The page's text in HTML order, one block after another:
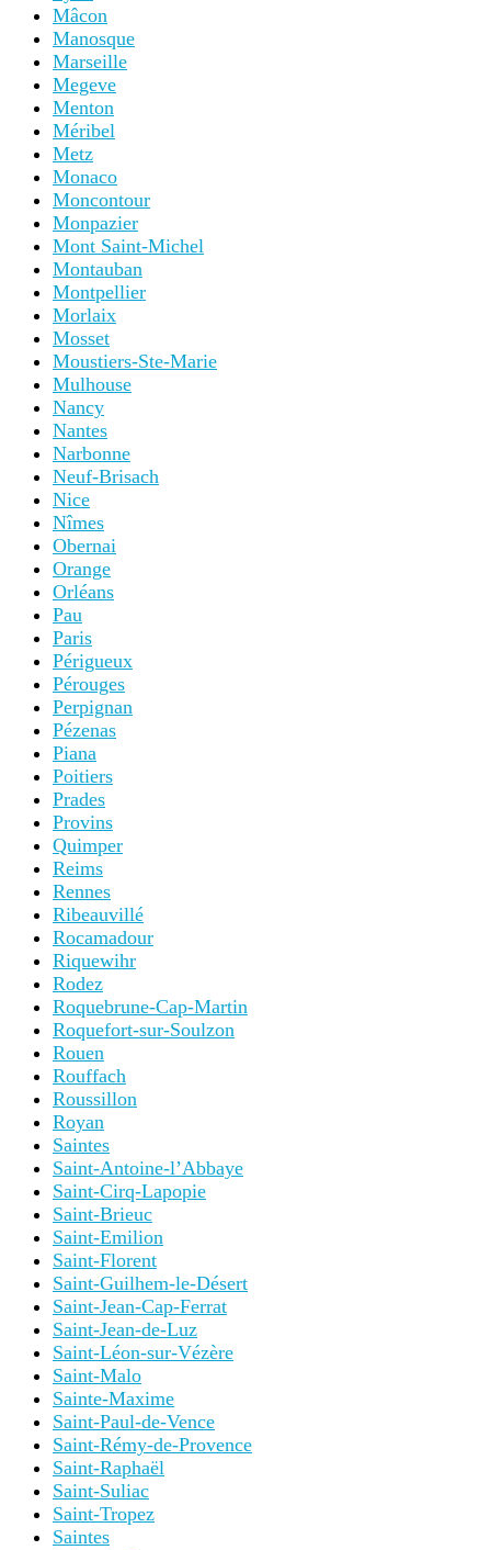
Mâcon
Manosque
Marseille
Megeve
Menton
Méribel
Metz
Monaco
Moncontour
Monpazier
Mont Saint-Michel
Montauban
Montpellier
Morlaix
Mosset
Moustiers-Ste-Marie
Mulhouse
Nancy
Nantes
Narbonne
Neuf-Brisach
Nice
Nîmes
Obernai
Orange
Orléans
Pau
Paris
Périgueux
Pérouges
Perpignan
Pézenas
Piana
Poitiers
Prades
Provins
Quimper
Reims
Rennes
Ribeauvillé
Rocamadour
Riquewihr
Rodez
Roquebrune-Cap-Martin
Roquefort-sur-Soulzon
Rouen
Rouffach
Roussillon
Royan
Saintes
Saint-Antoine-l’Abbaye
Saint-Cirq-Lapopie
Saint-Brieuc
Saint-Emilion
Saint-Florent
Saint-Guilhem-le-Désert
Saint-Jean-Cap-Ferrat
Saint-Jean-de-Luz
Saint-Léon-sur-Vézère
Saint-Malo
Sainte-Maxime
Saint-Paul-de-Vence
Saint-Rémy-de-Provence
Saint-Raphaël
Saint-Suliac
Saint-Tropez
Saintes